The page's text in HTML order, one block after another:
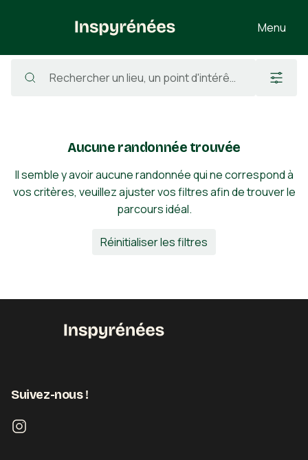
Menu
/ France / Haute-Garonne
Aucune randonnée trouvée
Il semble y avoir aucune randonnée qui ne correspond à
vos critères, veuillez ajuster vos filtres afin de trouver le
parcours idéal.
Réinitialiser les filtres
Suivez-nous !